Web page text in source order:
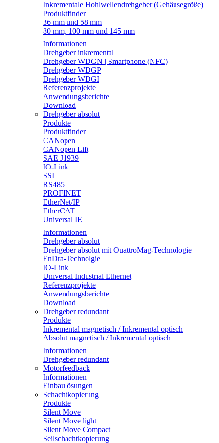
Inkrementale Hohlwellendrehgeber (Gehäusegröße)
Produktfinder
36 mm und 58 mm
80 mm, 100 mm und 145 mm
Informationen
Drehgeber inkremental
Drehgeber WDGN | Smartphone (NFC)
Drehgeber WDGP
Drehgeber WDGI
Referenzprojekte
Anwendungsberichte
Download
Drehgeber absolut
Produkte
Produktfinder
CANopen
CANopen Lift
SAE J1939
IO-Link
SSI
RS485
PROFINET
EtherNet/IP
EtherCAT
Universal IE
Informationen
Drehgeber absolut
Drehgeber absolut mit QuattroMag-Technologie
EnDra-Technolgie
IO-Link
Universal Industrial Ethernet
Referenzprojekte
Anwendungsberichte
Download
Drehgeber redundant
Produkte
Inkremental magnetisch / Inkremental optisch
Absolut magnetisch / Inkremental optisch
Informationen
Drehgeber redundant
Motorfeedback
Informationen
Einbaulösungen
Schachtkopierung
Produkte
Silent Move
Silent Move light
Silent Move Compact
Seilschachtkopierung